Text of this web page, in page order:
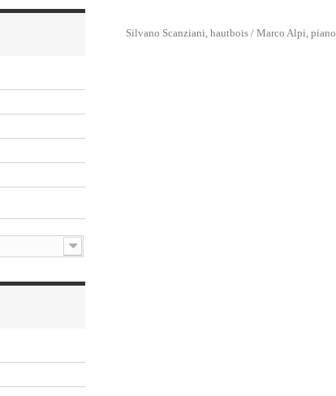
Silvano Scanziani, hautbois / Marco Alpi, piano